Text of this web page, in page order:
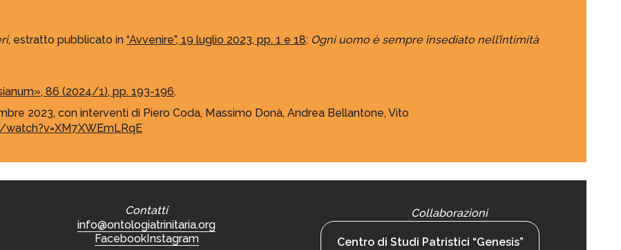
, estratto pubblicato in“Avvenire”, 19 luglio 2023, pp. 1 e 18: Ogni uomo è sempre insediato nell’intimità
86 (2024/1), pp. 193-196.
2023, con interventi di Piero Coda, Massimo Donà, Andrea Bellantone, Vito
Contatti
info@ontologiatrinitaria.org
FacebookInstagram
Collaborazioni
Centro di Studi Patristici “Genesis”